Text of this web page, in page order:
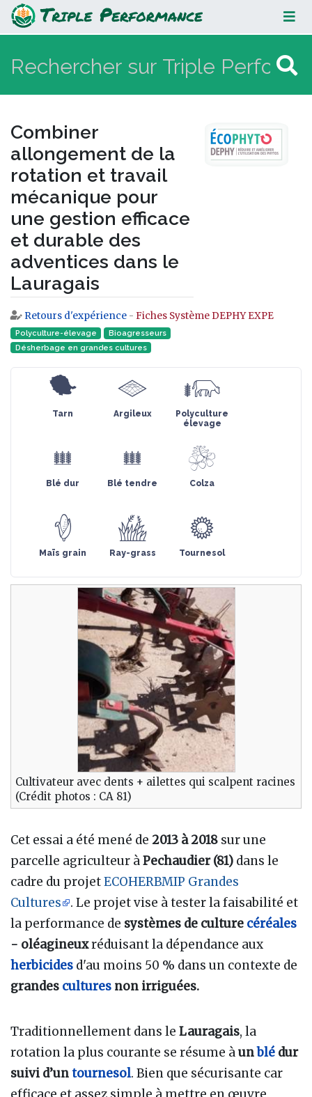
Combiner allongement de la
rotation et travail mécanique pour
une gestion efficace et durable des
adventices dans le Lauragais
Combiner
allongement de la
rotation et travail
mécanique pour
une gestion efficace
et durable des
adventices dans le
Lauragais
Aller à :navigation,rechercher
Retours d'expérience - Fiches Système DEPHY EXPE
Polyculture-élevage
Bioagresseurs
Désherbage en grandes cultures
Tarn Argileux
Polyculture
élevage
Blé dur Blé tendre Colza
Maïs grain Ray-grass Tournesol
Cultivateur avec dents + ailettes qui scalpent racines
(Crédit photos : CA 81)
Cet essai a été mené de 2013 à 2018 sur une
parcelle agriculteur àPechaudier (81) dans le
cadre du projetECOHERBMIP Grandes
Cultures
. Le projet vise à tester la faisabilité et
la performance de systèmes de culture céréales
- oléagineuxréduisant la dépendance aux
herbicides d'au moins 50 % dans un contexte de
grandes cultures non irriguées.
Traditionnellement dans le Lauragais, la
rotation la plus courante se résume àunblé dur
suivi d’untournesol. Bien que sécurisante car